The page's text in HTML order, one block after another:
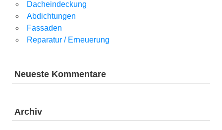
Dacheindeckung
Abdichtungen
Fassaden
Reparatur / Erneuerung
Neueste Kommentare
Archiv